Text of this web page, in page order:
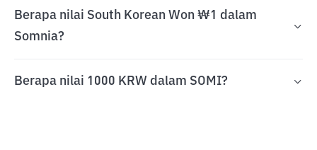
Berapa nilai South Korean Won ₩1 dalam
Somnia?
Berapa nilai 1000 KRW dalam SOMI?